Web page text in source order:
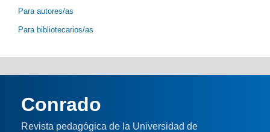
Para autores/as
Para bibliotecarios/as
Conrado
Revista pedagógica de la Universidad de